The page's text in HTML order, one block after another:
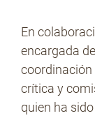
En
encargada
coordinación
crítica y
quien ha